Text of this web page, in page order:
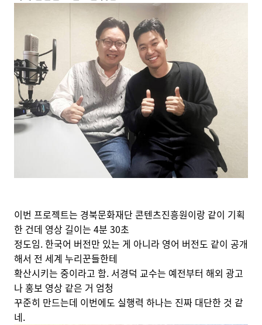
이번 프로젝트는 경북문화재단 콘텐츠진흥원이랑 같이 기획
한 건데 영상 길이는 4분 30초
정도임. 한국어 버전만 있는 게 아니라 영어 버전도 같이 공개
해서 전 세계 누리꾼들한테
확산시키는 중이라고 함. 서경덕 교수는 예전부터 해외 광고
나 홍보 영상 같은 거 엄청
꾸준히 만드는데 이번에도 실행력 하나는 진짜 대단한 것 같
네.